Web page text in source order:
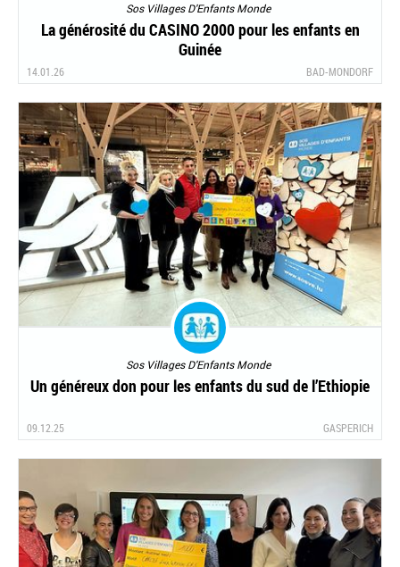
Sos Villages D'Enfants Monde
La générosité du CASINO 2000 pour les enfants en
Guinée
14.01.26 BAD-MONDORF
Sos Villages D'Enfants Monde
Un généreux don pour les enfants du sud de l’Ethiopie
09.12.25 GASPERICH